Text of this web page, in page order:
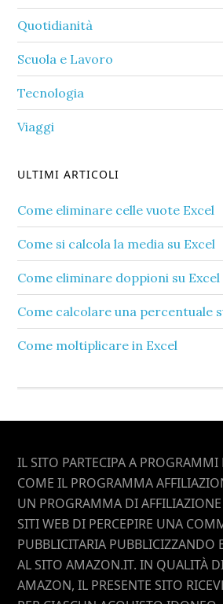
Quotidianità
Scuola e Lavoro
Tecnologia
Viaggi
ULTIMI ARTICOLI
Come eliminare celle vuote Excel​
Come si calcola la media su Excel​
Come eliminare doppioni su Excel​
Come calcolare una percentuale
Come moltiplicare in Excel​
Footer
IL SITO PARTECIPA A
COME IL PROGRAMMA
UN PROGRAMMA DI
SITI WEB DI PERCEPIRE UNA
PUBBLICITARIA PUBBLICIZZANDO
AL SITO AMAZON.IT. IN QUALITÀ
AMAZON, IL PRESENTE SITO